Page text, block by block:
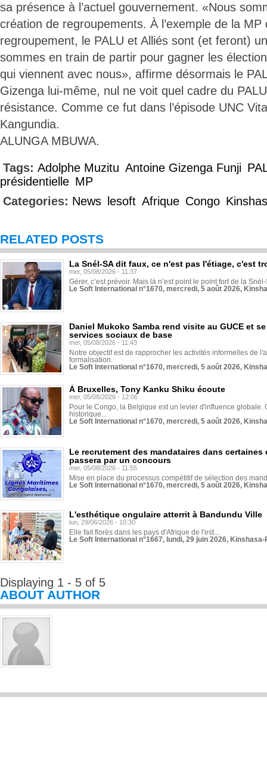
sa présence à l’actuel gouvernement. «Nous
création de regroupements. À l’exemple de la MP
regroupement, le PALU et Alliés sont (et feront)
sommes en train de partir pour gagner les
qui viennent avec nous», affirme désormais le
Gizenga lui-même, nul ne voit quel cadre du
résistance. Comme ce fut dans l’épisode UNC
Kangundia.
ALUNGA MBUWA.
Tags: Adolphe Muzitu Antoine Gizenga Funji
présidentielle MP
Categories: News lesoft Afrique Congo
RELATED POSTS
La Snél-SA dit faux, ce n'est pas l'étiage, c'est
mer, 05/08/2026 - 11:37
Gérer, c’est prévoir. Mais là n’est point le point fort de la
Le Soft International n°1670, mercredi, 5 août 2026,
Daniel Mukoko Samba rend visite au GUCE et
services sociaux de base
mer, 05/08/2026 - 11:43
Notre objectif est de rapprocher les activités informelles de
formalisation.
Le Soft International n°1670, mercredi, 5 août 2026,
À Bruxelles, Tony Kanku Shiku écoute
mer, 05/08/2026 - 12:06
Pour le Congo, la Belgique est un levier d'influence globale.
historique...
Le Soft International n°1670, mercredi, 5 août 2026,
Le recrutement des mandataires dans
passera par un concours
mer, 05/08/2026 - 11:55
Mise en place du processus compétitif de sélection des
Le Soft International n°1670, mercredi, 5 août 2026,
L'esthétique ongulaire atterrit à Bandundu Ville
lun, 29/06/2026 - 10:30
Elle fait florès dans les pays d'Afrique de l'est...
Le Soft International n°1667, lundi, 29 juin 2026,
Displaying 1 - 5 of 5
ABOUT AUTHOR